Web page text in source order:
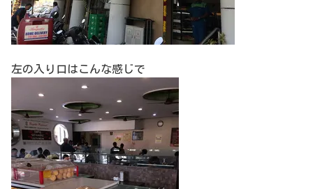
左の入り口はこんな感じで